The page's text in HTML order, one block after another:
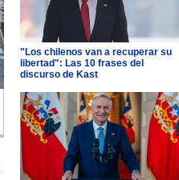
"Los chilenos van a recuperar su
libertad": Las 10 frases del
discurso de Kast